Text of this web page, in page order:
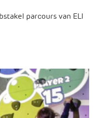
parcours van ELI